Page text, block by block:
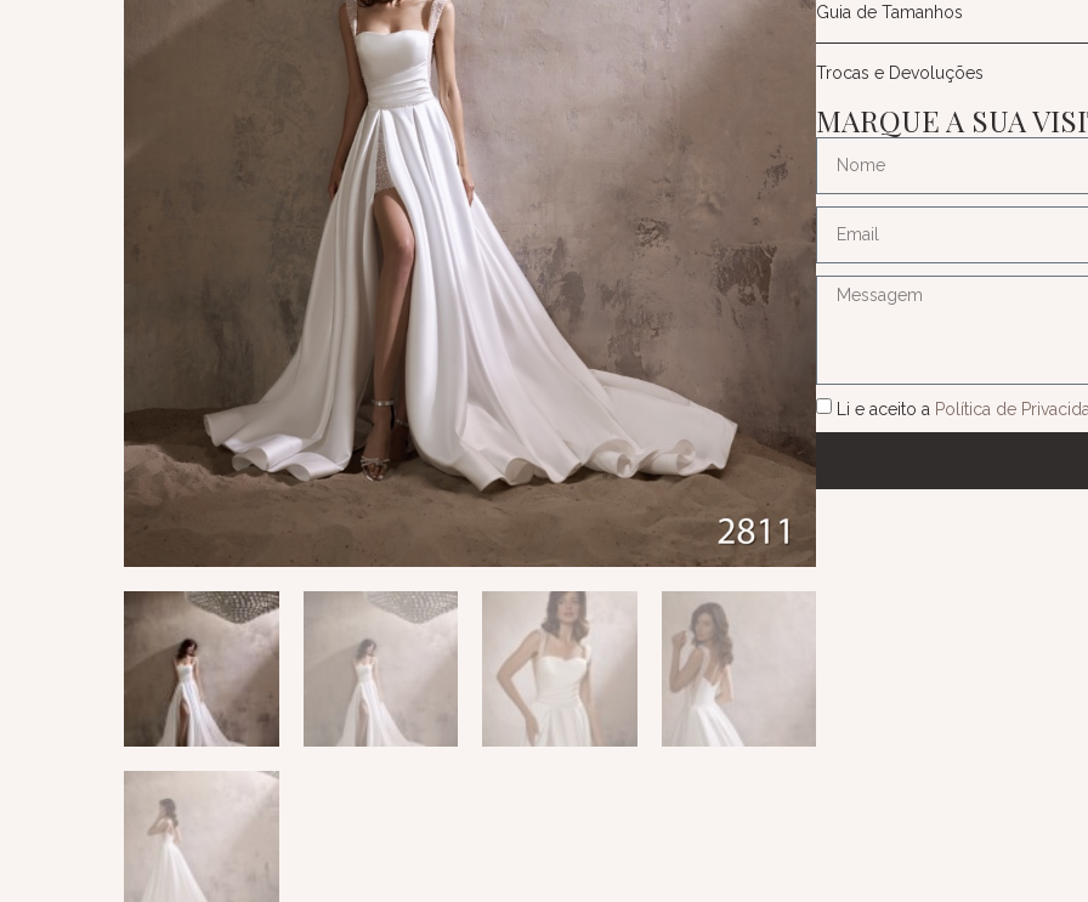
Guia de Tamanhos
Trocas e Devoluções
MARQUE A SUA
Li e aceito a Política de